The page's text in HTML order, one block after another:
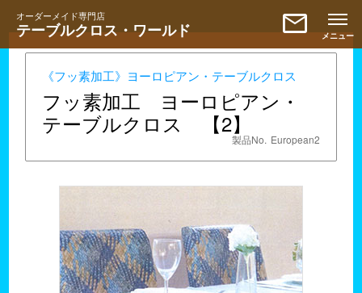
オーダーメイド専門店
テーブルクロス・ワールド mail
《フッ素加工》ヨーロピアン・テーブルクロス
フッ素加工 ヨーロピアン・
テーブルクロス 【2】
製品No. European2